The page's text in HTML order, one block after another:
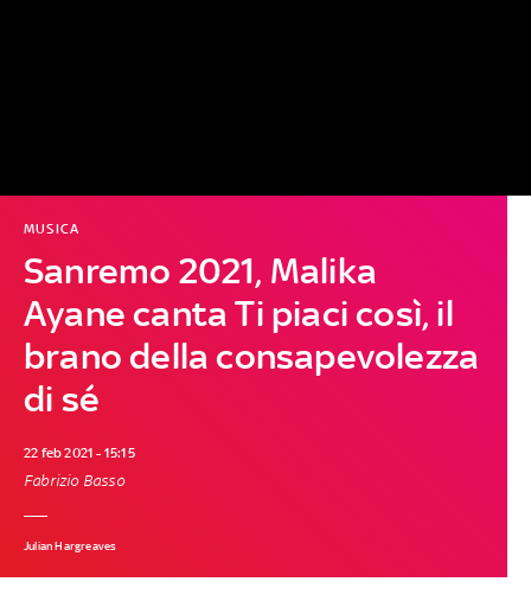
Sanremo 2021, Malika
Ayane canta Ti piaci così, il
brano della consapevolezza
di sé
MUSICA
22 feb 2021 - 15:15
Fabrizio Basso
Julian Hargreaves